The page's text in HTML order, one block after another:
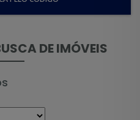
DE IMÓVEIS